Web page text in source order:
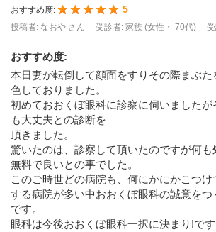
おすすめ度: 5
投稿者: なおや さん 受診者: 家族 (女性・ 70代)
おすすめ度:
本日妻が転倒して顔面をすりその際まぶ
色しておりました。
初めておおくぼ眼科に診察に伺いましたが
も大丈夫との診断を
頂きました。
驚いたのは、診察して頂いたのですが何
無料で良いとの事でした。
このご時世どの病院も、何にかにかこつ
する病院が多い中おおくぼ眼科の誠意を
です。
眼科は今後おおくぼ眼科一択に決まり!です